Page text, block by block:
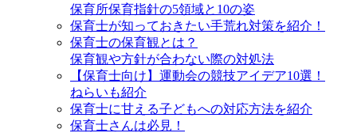
保育所保育指針の5領域と10の姿
保育士が知っておきたい手荒れ対策を紹介！
保育士の保育観とは？
保育観や方針が合わない際の対処法
【保育士向け】運動会の競技アイデア10選！
ねらいも紹介
保育士に甘える子どもへの対応方法を紹介
保育士さんは必見！